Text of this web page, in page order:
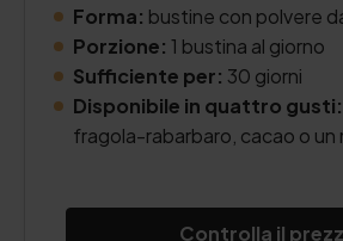
Forma: bustine con polvere
Porzione: 1 bustina al giorno
Sufficiente per: 30 giorni
Disponibile in quattro gusti:
fragola-rabarbaro, cacao o un
Controlla il